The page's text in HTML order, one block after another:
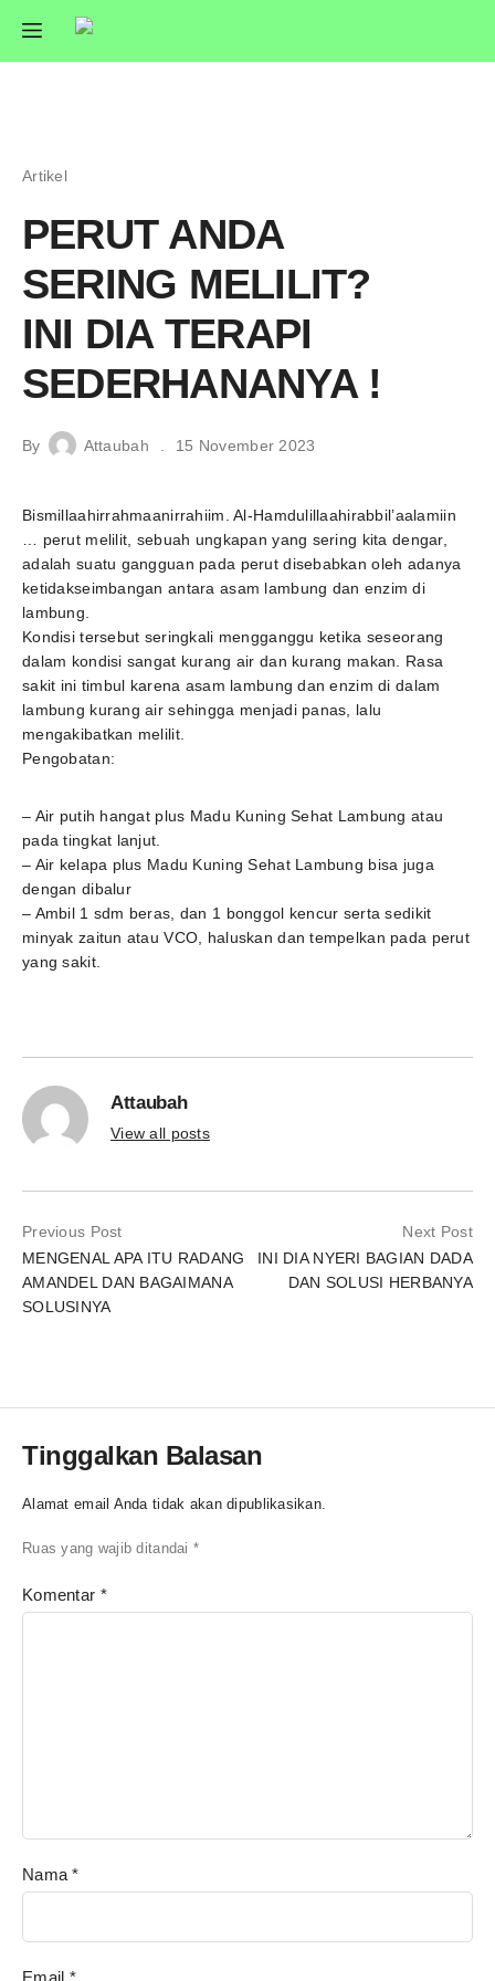
Artikel
PERUT ANDA
SERING MELILIT?
INI DIA TERAPI
SEDERHANANYA !
By Attaubah 15 November 2023
Bismillaahirrahmaanirrahiim. Al-Hamdulillaahirabbil’aalamiin
… perut melilit, sebuah ungkapan yang sering kita dengar,
adalah suatu gangguan pada perut disebabkan oleh adanya
ketidakseimbangan antara asam lambung dan enzim di
lambung.
Kondisi tersebut seringkali mengganggu ketika seseorang
dalam kondisi sangat kurang air dan kurang makan. Rasa
sakit ini timbul karena asam lambung dan enzim di dalam
lambung kurang air sehingga menjadi panas, lalu
mengakibatkan melilit.
Pengobatan:
– Air putih hangat plus Madu Kuning Sehat Lambung atau
pada tingkat lanjut.
– Air kelapa plus Madu Kuning Sehat Lambung bisa juga
dengan dibalur
– Ambil 1 sdm beras, dan 1 bonggol kencur serta sedikit
minyak zaitun atau VCO, haluskan dan tempelkan pada perut
yang sakit.
Attaubah
View all posts
Previous Post
MENGENAL APA ITU RADANG
AMANDEL DAN BAGAIMANA
SOLUSINYA
Next Post
INI DIA NYERI BAGIAN DADA
DAN SOLUSI HERBANYA
Tinggalkan Balasan
Alamat email Anda tidak akan dipublikasikan.
Ruas yang wajib ditandai *
Komentar *
Nama*
Email *